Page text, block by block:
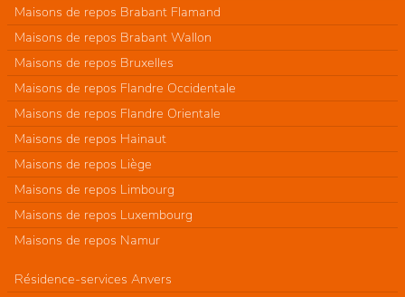
Maisons de repos Brabant Flamand
Maisons de repos Brabant Wallon
Maisons de repos Bruxelles
Maisons de repos Flandre Occidentale
Maisons de repos Flandre Orientale
Maisons de repos Hainaut
Maisons de repos Liège
Maisons de repos Limbourg
Maisons de repos Luxembourg
Maisons de repos Namur
Résidence-services Anvers